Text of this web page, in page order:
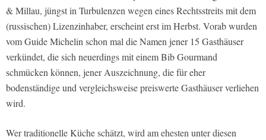
& Millau, jüngst in Turbulenzen wegen eines Rechtsstreits mit dem
(russischen) Lizenzinhaber, erscheint erst im Herbst. Vorab wurden
vom Guide Michelin schon mal die Namen jener 15 Gasthäuser
verkündet, die sich neuerdings mit einem Bib Gourmand
schmücken können, jener Auszeichnung, die für eher
bodenständige und vergleichsweise preiswerte Gasthäuser verliehen
wird.
Wer traditionelle Küche schätzt, wird am ehesten unter diesen